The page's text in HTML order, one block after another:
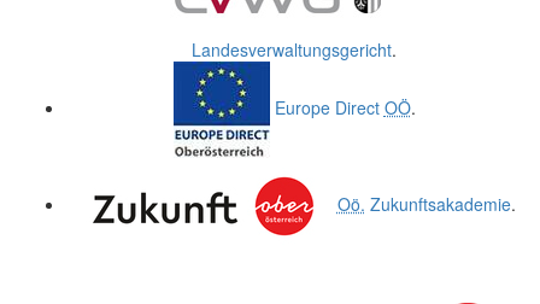
Landesverwaltungsgericht.
Europe Direct OÖ.
Oö. Zukunftsakademie.